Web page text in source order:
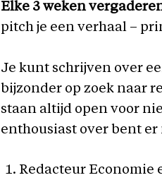
Elke 3 weken
pitch je een verhaal –
Je kunt schrijven over
bijzonder op zoek naar
staan altijd open voor
enthousiast over bent er
Redacteur Economie